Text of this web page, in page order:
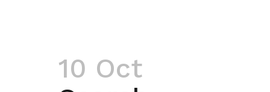
10 Oct